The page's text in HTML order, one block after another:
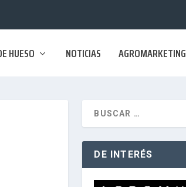
HUESO NOTICIAS AGROMARKETING
DE INTERÉS